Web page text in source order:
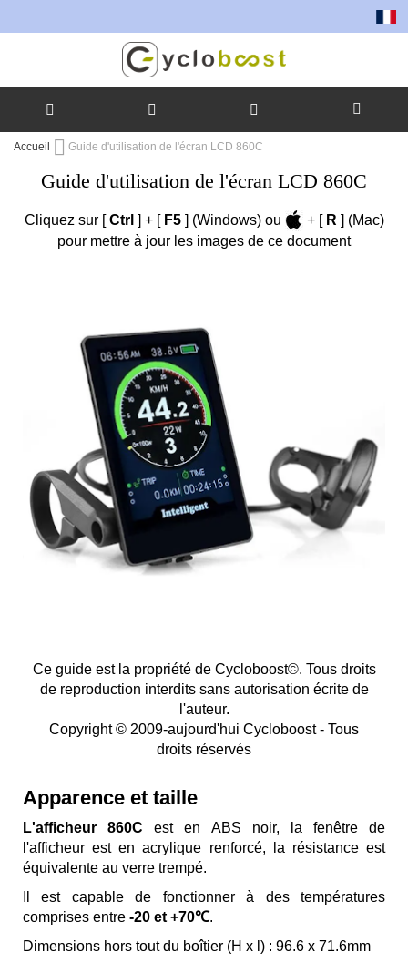
Allez
contenu
Accueil Guide d'utilisation de l'écran LCD 860C
Guide d'utilisation de l'écran LCD 860C
Cliquez sur [Ctrl ] + [ F5] (Windows) ou + [ R ] (Mac)
pour mettre à jour les images de ce document
Ce guide est la propriété de Cycloboost©. Tous droits
de reproduction interdits sans autorisation écrite de
l'auteur.
Copyright © 2009-aujourd'hui Cycloboost - Tous
droits réservés
Apparence et taille
L'afficheur 860C
est en ABS noir, la fenêtre de
l'afficheur est en acrylique renforcé, la résistance est
équivalente au verre trempé.
Il est capable de fonctionner à des températures
comprises entre -20 et +70℃.
Dimensions hors tout du boîtier (H x l) : 96.6 x 71.6mm